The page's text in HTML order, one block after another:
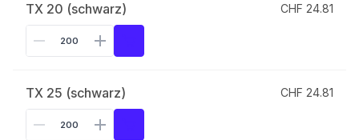
TX 20 (schwarz) CHF 24.81
TX 25 (schwarz) CHF 24.81